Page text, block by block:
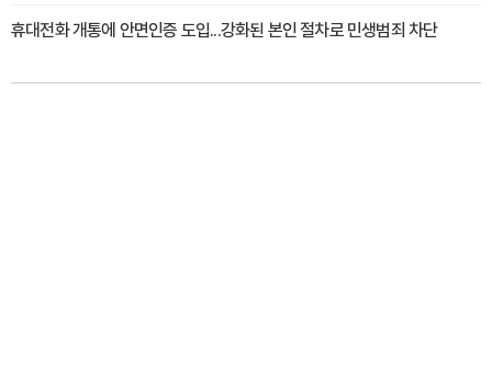
휴대전화 개통에 안면인증 도입...강화된 본인 절차로 민생범죄 차단